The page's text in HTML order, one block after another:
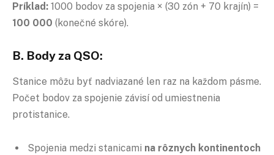
Príklad: 1000 bodov za spojenia × (30 zón + 70 krajín) =
100 000 (konečné skóre).
B. Body za QSO:
Stanice môžu byť nadviazané len raz na každom pásme.
Počet bodov za spojenie závisí od umiestnenia
protistanice.
Spojenia medzi stanicami na rôznych kontinentoch